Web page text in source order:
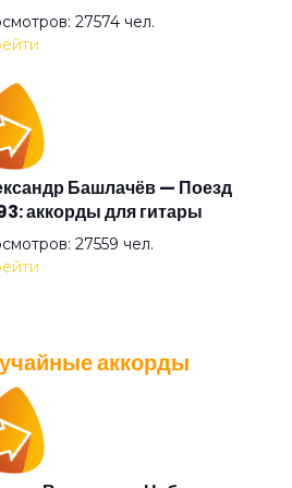
фонарь
27574 чел.
Башлачёв — Поезд
аккорды для гитары
27559 чел.
— Плохо танцевать: аккорды
26037 чел.
аккорды